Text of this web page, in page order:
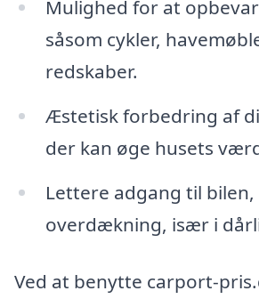
Mulighed for at
såsom cykler,
redskaber.
Æstetisk forbedring af
der kan øge husets
Lettere adgang til
overdækning, især i
Ved at benytte carport-